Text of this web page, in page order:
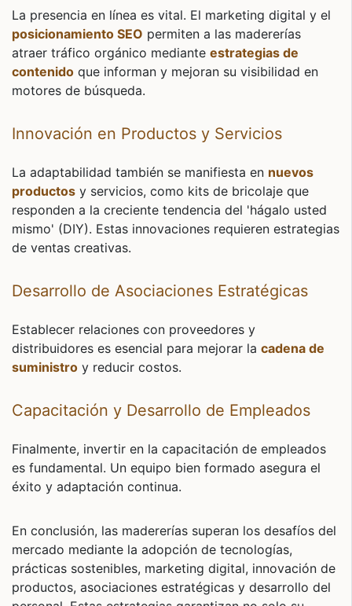
La presencia en línea es vital. El marketing digital y el
posicionamiento SEO permiten a las madererías
atraer tráfico orgánico mediante estrategias de
contenido que informan y mejoran su visibilidad en
motores de búsqueda.
Innovación en Productos y Servicios
La adaptabilidad también se manifiesta en nuevos
productos y servicios, como kits de bricolaje que
responden a la creciente tendencia del 'hágalo usted
mismo' (DIY). Estas innovaciones requieren estrategias
de ventas creativas.
Desarrollo de Asociaciones Estratégicas
Establecer relaciones con proveedores y
distribuidores es esencial para mejorar la cadena de
suministro y reducir costos.
Capacitación y Desarrollo de Empleados
Finalmente, invertir en la capacitación de empleados
es fundamental. Un equipo bien formado asegura el
éxito y adaptación continua.
En conclusión, las madererías superan los desafíos del
mercado mediante la adopción de tecnologías,
prácticas sostenibles, marketing digital, innovación de
productos, asociaciones estratégicas y desarrollo del